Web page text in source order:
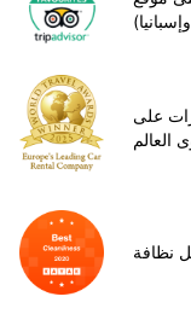
على
العالم